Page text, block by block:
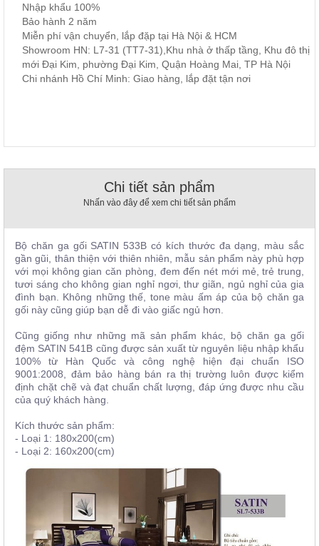
Công,
Vườn
Trang
Nội
Thất
Nhà
Hàng
Hàng
Nhập khẩu 100%
Bảo hành 2 năm
Miễn phí vận chuyển, lắp đặp tại Hà Nội & HCM
Showroom HN: L7-31 (TT7-31),Khu nhà ở thấp tầng, Khu đô thị
mới Đại Kim, phường Đại Kim, Quận Hoàng Mai, TP Hà Nội
Chi nhánh Hồ Chí Minh: Giao hàng, lắp đặt tận nơi
Chi tiết sản phẩm
Nhấn vào đây để xem chi tiết sản phẩm
Bộ chăn ga gối SATIN 533B có kích thước đa dạng, màu sắc
gần gũi, thân thiện với thiên nhiên, mẫu sản phẩm này phù hợp
với mọi không gian căn phòng, đem đến nét mới mẻ, trẻ trung,
tươi sáng cho không gian nghỉ ngơi, thư giãn, ngủ nghỉ của gia
đình bạn. Không những thế, tone màu ấm áp của bộ chăn ga
gối này cũng giúp bạn dễ đi vào giấc ngủ hơn.
Cũng giống như những mã sản phẩm khác, bộ chăn ga gối
đệm SATIN 541B cũng được sản xuất từ nguyên liệu nhập khẩu
100% từ Hàn Quốc và công nghệ hiện đại chuẩn ISO
9001:2008, đảm bảo hàng bán ra thị trường luôn được kiểm
định chặt chẽ và đạt chuẩn chất lượng, đáp ứng được nhu cầu
của quý khách hàng.
Kích thước sản phẩm:
- Loại 1: 180x200(cm)
- Loại 2: 160x200(cm)